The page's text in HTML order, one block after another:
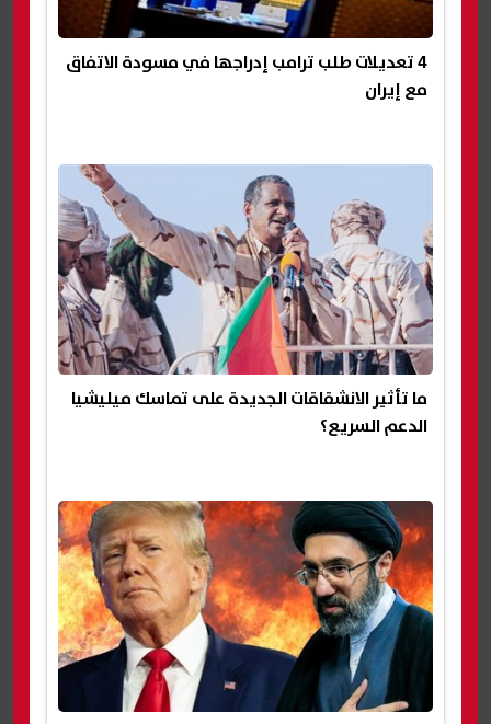
4 تعديلات طلب ترامب إدراجها في مسودة الاتفاق
مع إيران
ما تأثير الانشقاقات الجديدة على تماسك ميليشيا
الدعم السريع؟